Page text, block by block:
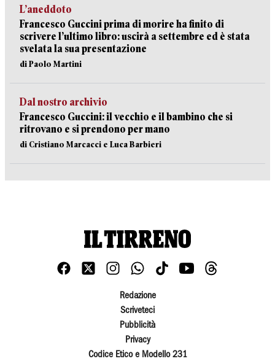
L’aneddoto
Francesco Guccini prima di morire ha finito di
scrivere l’ultimo libro: uscirà a settembre ed è stata
svelata la sua presentazione
di Paolo Martini
Dal nostro archivio
Francesco Guccini: il vecchio e il bambino che si
ritrovano e si prendono per mano
di Cristiano Marcacci e Luca Barbieri
Redazione
Scriveteci
Pubblicità
Privacy
Codice Etico e Modello 231